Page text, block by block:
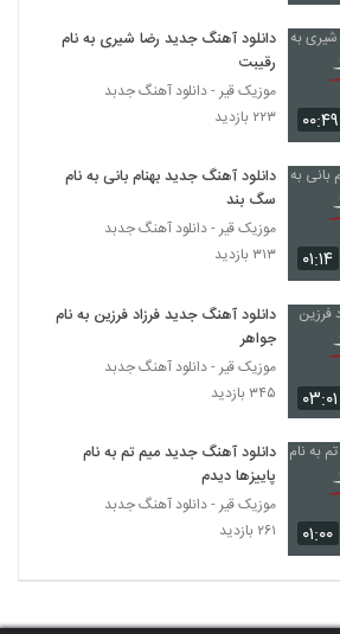
دانلود آهنگ یوسف دهقان رابطه (Yosef
Dehghan Rabeteh)
آهنگ حضرت عشق از شایان غفاری(پاپ)
۳۵۲ بازدید
دانلود آهنگ محمد طالبی ببار بارون
۲۹۱ بازدید
آهنگ غرور از الون(پاپ)
Amir Rashidan Divonehtar
۲۷۴ بازدید
Amin Dadashi Behesht
آهنگ رویا از مسعود مالمیر(پاپ)
۰۰:۴۹
دانلود آهنگ جدید رضا شیری به نام
رقیبت
موزیک قیر - دانلود آهنگ جدبد
۲۲۳ بازدید
۰۱:۱۴
دانلود آهنگ جدید بهنام بانی به نام
سگ بند
موزیک قیر - دانلود آهنگ جدبد
۳۱۳ بازدید
۰۳:۰۱
دانلود آهنگ جدید فرزاد فرزین به نام
جواهر
موزیک قیر - دانلود آهنگ جدبد
۳۴۵ بازدید
۰۱:۰۰
دانلود آهنگ جدید میم تم به نام
پاییزها دیدم
موزیک قیر - دانلود آهنگ جدبد
۲۶۱ بازدید